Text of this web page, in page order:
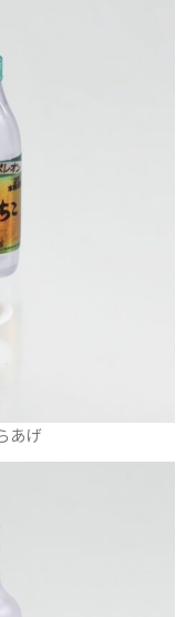
あげ